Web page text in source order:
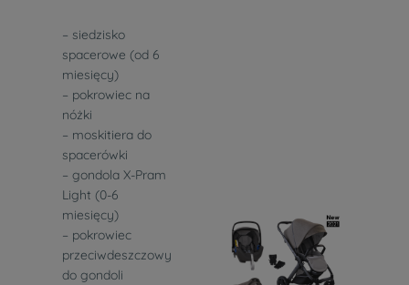
– siedzisko
spacerowe (od 6
miesięcy)
– pokrowiec na
nóżki
– moskitiera do
spacerówki
– gondola X-Pram
Light (0-6
miesięcy)
– pokrowiec
przeciwdeszczowy
do gondoli